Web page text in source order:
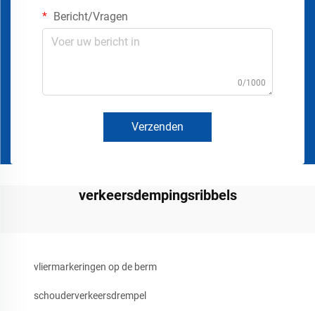
Bericht/Vragen
0/1000
Verzenden
verkeersdempingsribbels
vliermarkeringen op de berm
schouderverkeersdrempel